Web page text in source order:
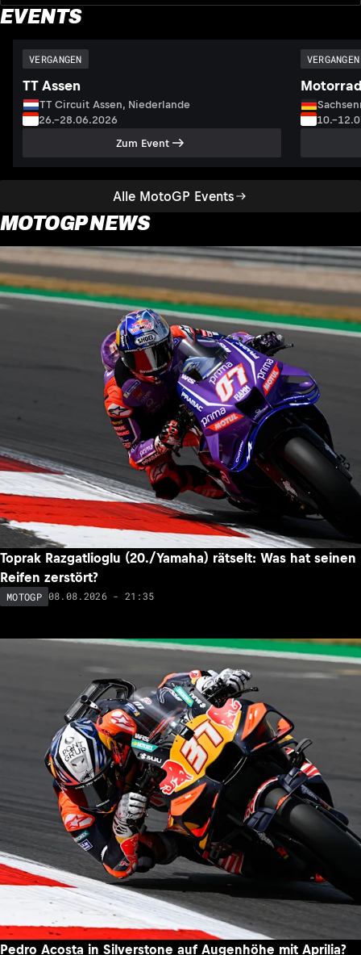
EVENTS
Alle MotoGP Events
VERGANGEN
TT Assen
TT Circuit Assen, Niederlande
26.–28.06.2026
Zum Event
VERGANGEN
MOTOGP NEWS
Toprak Razgatlioglu (20./Yamaha) rätselt: Was hat seinen
Reifen zerstört?
MOTOGP 08.08.2026 - 21:35
Pedro Acosta in Silverstone auf Augenhöhe mit Aprilia?